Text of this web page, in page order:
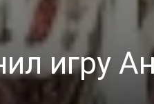
игру